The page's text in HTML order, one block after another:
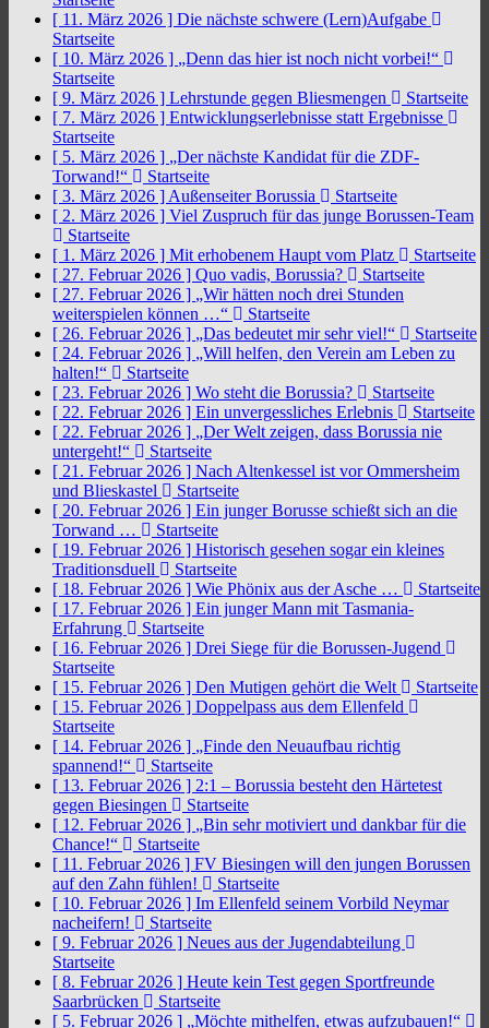
[ 11. März 2026 ] Die nächste schwere (Lern)Aufgabe
Startseite
[ 10. März 2026 ] „Denn das hier ist noch nicht vorbei!“
Startseite
[ 9. März 2026 ] Lehrstunde gegen Bliesmengen
Startseite
[ 7. März 2026 ] Entwicklungserlebnisse statt Ergebnisse
Startseite
[ 5. März 2026 ] „Der nächste Kandidat für die ZDF-
Torwand!“
Startseite
[ 3. März 2026 ] Außenseiter Borussia
Startseite
[ 2. März 2026 ] Viel Zuspruch für das junge Borussen-Team
Startseite
[ 1. März 2026 ] Mit erhobenem Haupt vom Platz
Startseite
[ 27. Februar 2026 ] Quo vadis, Borussia?
Startseite
[ 27. Februar 2026 ] „Wir hätten noch drei Stunden
weiterspielen können …“
Startseite
[ 26. Februar 2026 ] „Das bedeutet mir sehr viel!“
Startseite
[ 24. Februar 2026 ] „Will helfen, den Verein am Leben zu
halten!“
Startseite
[ 23. Februar 2026 ] Wo steht die Borussia?
Startseite
[ 22. Februar 2026 ] Ein unvergessliches Erlebnis
Startseite
[ 22. Februar 2026 ] „Der Welt zeigen, dass Borussia nie
untergeht!“
Startseite
[ 21. Februar 2026 ] Nach Altenkessel ist vor Ommersheim
und Blieskastel
Startseite
[ 20. Februar 2026 ] Ein junger Borusse schießt sich an die
Torwand …
Startseite
[ 19. Februar 2026 ] Historisch gesehen sogar ein kleines
Traditionsduell
Startseite
[ 18. Februar 2026 ] Wie Phönix aus der Asche …
Startseite
[ 17. Februar 2026 ] Ein junger Mann mit Tasmania-
Erfahrung
Startseite
[ 16. Februar 2026 ] Drei Siege für die Borussen-Jugend
Startseite
[ 15. Februar 2026 ] Den Mutigen gehört die Welt
Startseite
[ 15. Februar 2026 ] Doppelpass aus dem Ellenfeld
Startseite
[ 14. Februar 2026 ] „Finde den Neuaufbau richtig
spannend!“
Startseite
[ 13. Februar 2026 ] 2:1 – Borussia besteht den Härtetest
gegen Biesingen
Startseite
[ 12. Februar 2026 ] „Bin sehr motiviert und dankbar für die
Chance!“
Startseite
[ 11. Februar 2026 ] FV Biesingen will den jungen Borussen
auf den Zahn fühlen!
Startseite
[ 10. Februar 2026 ] Im Ellenfeld seinem Vorbild Neymar
nacheifern!
Startseite
[ 9. Februar 2026 ] Neues aus der Jugendabteilung
Startseite
[ 8. Februar 2026 ] Heute kein Test gegen Sportfreunde
Saarbrücken
Startseite
[ 5. Februar 2026 ] „Möchte mithelfen, etwas aufzubauen!“